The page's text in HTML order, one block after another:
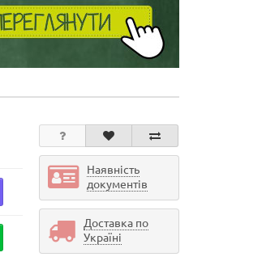
Наявність
документів
Доставка по
Україні